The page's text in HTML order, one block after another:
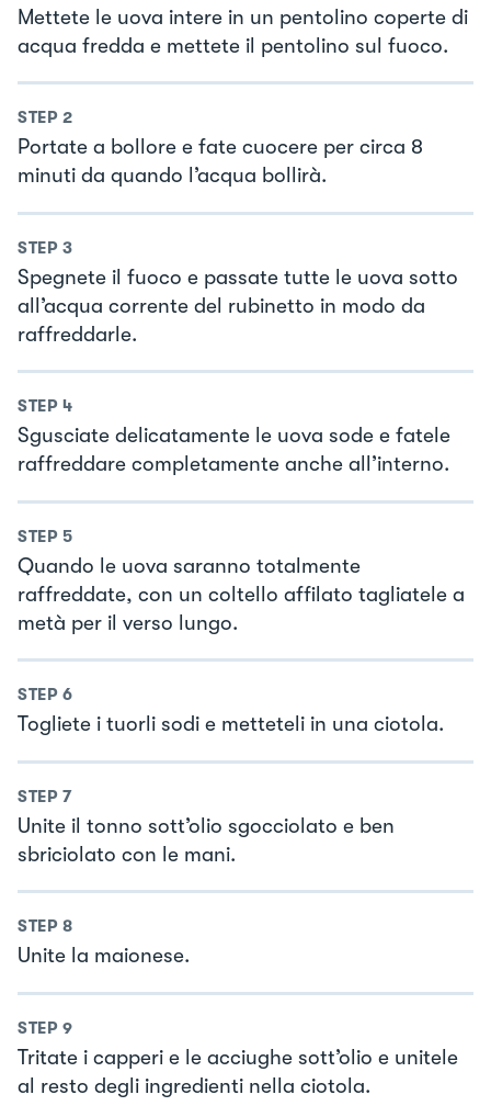
Mettete le uova intere in un pentolino coperte di
acqua fredda e mettete il pentolino sul fuoco.
STEP 2
Portate a bollore e fate cuocere per circa 8
minuti da quando l’acqua bollirà.
STEP 3
Spegnete il fuoco e passate tutte le uova sotto
all’acqua corrente del rubinetto in modo da
raffreddarle.
STEP 4
Sgusciate delicatamente le uova sode e fatele
raffreddare completamente anche all’interno.
STEP 5
Quando le uova saranno totalmente
raffreddate, con un coltello affilato tagliatele a
metà per il verso lungo.
STEP 6
Togliete i tuorli sodi e metteteli in una ciotola.
STEP 7
Unite il tonno sott’olio sgocciolato e ben
sbriciolato con le mani.
STEP 8
Unite la maionese.
STEP 9
Tritate i capperi e le acciughe sott’olio e unitele
al resto degli ingredienti nella ciotola.